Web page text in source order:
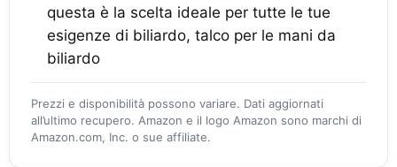
questa è la scelta ideale per tutte le tue
esigenze di biliardo, talco per le mani da
biliardo
Prezzi e disponibilità possono variare. Dati aggiornati
all’ultimo recupero. Amazon e il logo Amazon sono marchi di
Amazon.com, Inc. o sue affiliate.